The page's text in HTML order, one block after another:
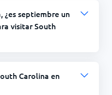
¿es septiembre un
visitar South
Carolina en